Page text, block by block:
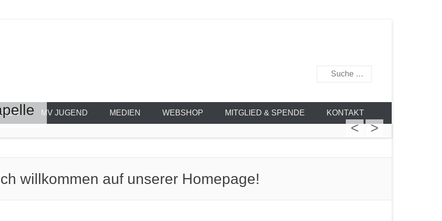
Suchen
MV JUGEND MEDIEN WEBSHOP MITGLIED & SPENDE KONTAKT
< >
willkommen auf unserer Homepage!